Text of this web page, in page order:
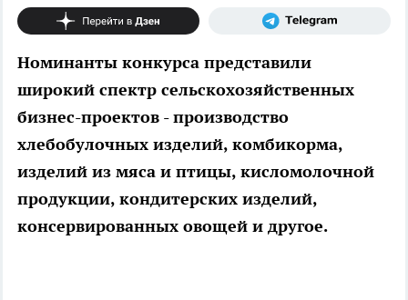
Номинанты конкурса представили
широкий спектр сельскохозяйственных
бизнес-проектов - производство
хлебобулочных изделий, комбикорма,
изделий из мяса и птицы, кисломолочной
продукции, кондитерских изделий,
консервированных овощей и другое.